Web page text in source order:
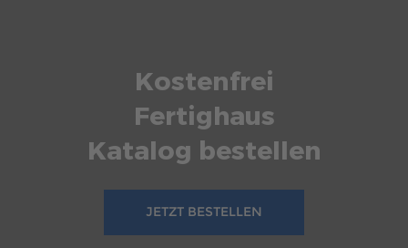
Kostenfrei
Fertighaus
Katalog bestellen
JETZT BESTELLEN